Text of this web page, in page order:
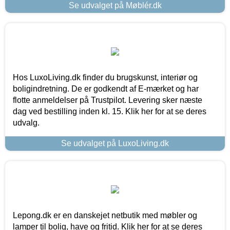
Se udvalget på Møblér.dk
Hos LuxoLiving.dk finder du brugskunst, interiør og
boligindretning. De er godkendt af E-mærket og har
flotte anmeldelser på Trustpilot. Levering sker næste
dag ved bestilling inden kl. 15. Klik her for at se deres
udvalg.
Se udvalget på LuxoLiving.dk
Lepong.dk er en danskejet netbutik med møbler og
lamper til bolig, have og fritid. Klik her for at se deres